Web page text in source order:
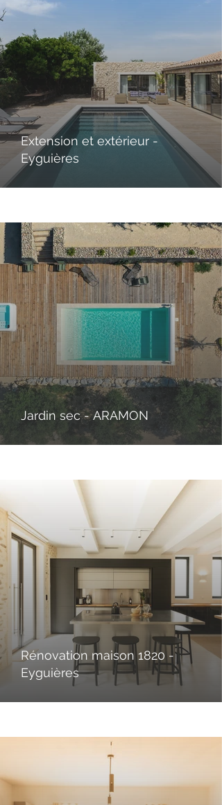
Extension et extérieur -
Eyguières
Jardin sec - ARAMON
Rénovation maison 1820 -
Eyguières